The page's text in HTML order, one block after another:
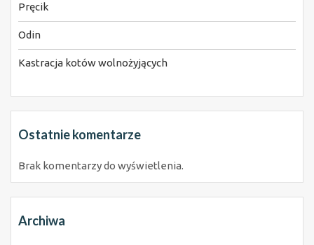
Pręcik
Odin
Kastracja kotów wolnożyjących
Ostatnie komentarze
Brak komentarzy do wyświetlenia.
Archiwa